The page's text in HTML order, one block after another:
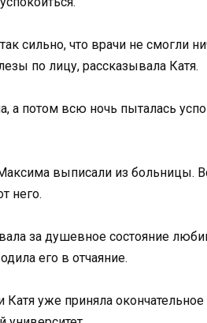
сильно, что врачи не смогли
по лицу, рассказывала Катя.
а потом всю ночь пыталась
выписали из больницы.
него.
за душевное состояние
его в отчаяние.
уже приняла